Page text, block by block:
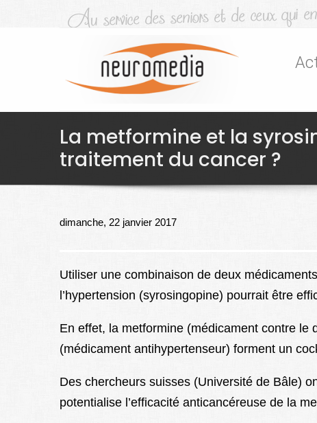
La metformine et la
traitement du cancer ?
dimanche, 22 janvier 2017
Utiliser une combinaison de deux
l’hypertension (syrosingopine) pourrait être
En effet, la metformine (médicament contre le
(médicament antihypertenseur) forment un
Des chercheurs suisses (Université de Bâle)
potentialise l’efficacité anticancéreuse de la